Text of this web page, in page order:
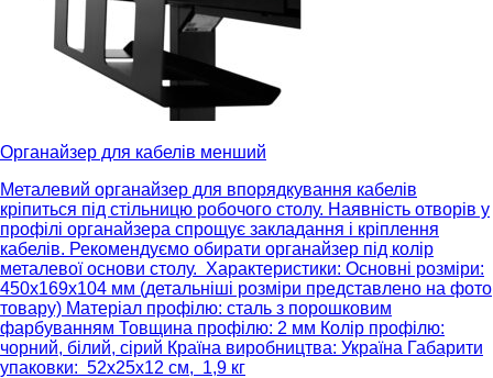
Органайзер для кабелів менший
Металевий органайзер для впорядкування кабелів
кріпиться під стільницю робочого столу. Наявність отворів у
профілі органайзера спрощує закладання і кріплення
кабелів. Рекомендуємо обирати органайзер під колір
металевої основи столу. Характеристики: Основні розміри:
450х169х104 мм (детальніші розміри представлено на фото
товару) Матеріал профілю: сталь з порошковим
фарбуванням Товщина профілю: 2 мм Колір профілю:
чорний, білий, сірий Країна виробництва: Україна Габарити
упаковки: 52х25х12 см, 1,9 кг